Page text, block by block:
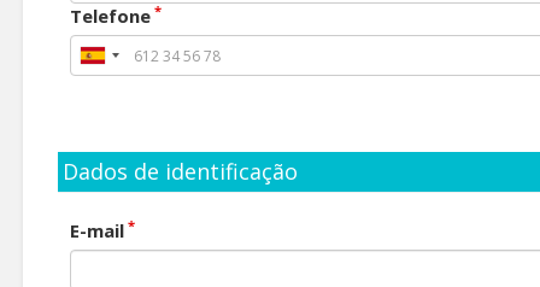
Telefone *
Dados de identificação
E-mail *